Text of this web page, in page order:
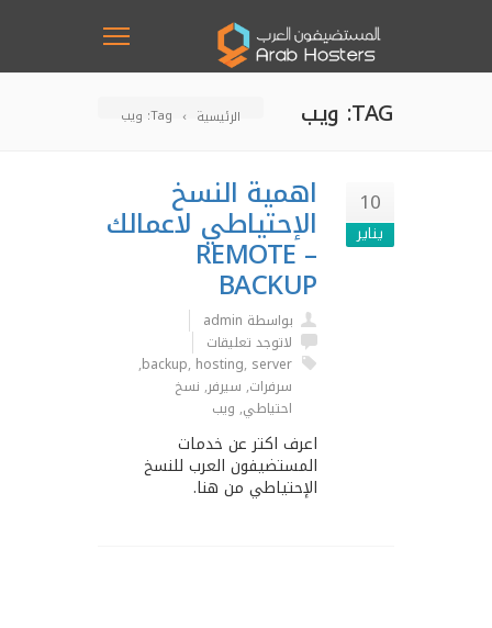
الرئيسية Tag: ويب TAG: ويب
10
يناير
اهمية النسخ
الإحتياطي لاعمالك
– REMOTE
BACKUP
بواسطة admin
لاتوجد تعليقات
backup, hosting, server
,
سرفرات, سيرفر, نسخ
احتياطي, ويب
اعرف اكتر عن خدمات
المستضيفون العرب للنسخ
الإحتياطي من هنا.